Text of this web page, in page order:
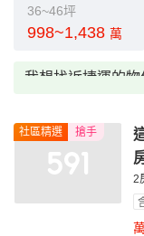
36~46坪
998~1,438 萬
我想找近捷運的物
我想找配備瓦斯爐
我想找廁所開窗的
我想找具垃圾處理
社區精選 搶手
2